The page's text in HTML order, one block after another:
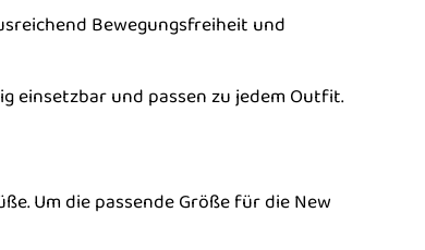
Bewegungsfreiheit und
einsetzbar und passen zu jedem Outfit.
Um die passende Größe für die New